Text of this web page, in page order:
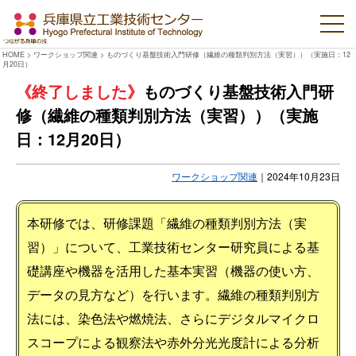
HOME > ワークショップ関連 > ものづくり基盤技術入門研修（繊維の種類判別方法（実習））（実施日：12
月20日）
ものづくり基盤技術入門研
修（繊維の種類判別方法（実習））（実施
日：12月20日）
ワークショップ関連 ｜ 2024年10月23日
本研修では、研修課題「繊維の種類判別方法（実
習）」について、工業技術センター研究員による基
礎講座や機器を活用した基本実習（機器の使い方、
データの見方など）を行います。繊維の種類判別方
法には、染色法や燃焼法、さらにデジタルマイクロ
スコープによる観察法や赤外分光光度計による分析